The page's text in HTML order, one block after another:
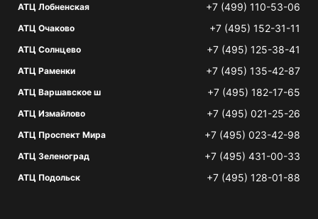
АТЦ Лобненская +7 (499) 110-53-06
АТЦ Очаково +7 (495) 152-31-11
АТЦ Солнцево +7 (495) 125-38-41
АТЦ Раменки +7 (495) 135-42-87
АТЦ Варшавское ш +7 (495) 182-17-65
АТЦ Измайлово +7 (495) 021-25-26
АТЦ Проспект Мира +7 (495) 023-42-98
АТЦ Зеленоград +7 (495) 431-00-33
АТЦ Подольск +7 (495) 128-01-88